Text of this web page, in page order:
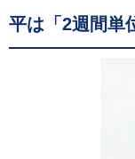
平は「2週間単